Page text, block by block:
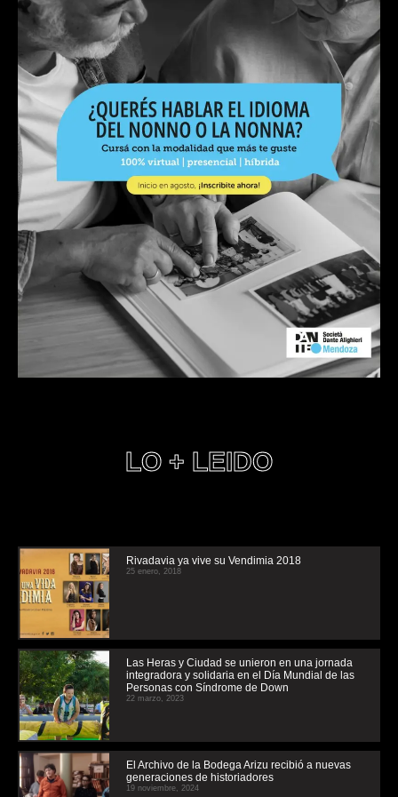
LO + LEIDO
Rivadavia ya vive su Vendimia 2018
25 enero, 2018
Las Heras y Ciudad se unieron en una jornada
integradora y solidaria en el Día Mundial de las
Personas con Síndrome de Down
22 marzo, 2023
El Archivo de la Bodega Arizu recibió a nuevas
generaciones de historiadores
19 noviembre, 2024